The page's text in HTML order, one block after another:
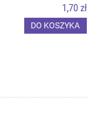
1,70 zł
DO KOSZYKA